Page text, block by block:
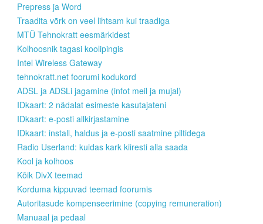
Prepress ja Word
Traadita võrk on veel lihtsam kui traadiga
MTÜ Tehnokratt eesmärkidest
Kolhoosnik tagasi koolipingis
Intel Wireless Gateway
tehnokratt.net foorumi kodukord
ADSL ja ADSLi jagamine (infot meil ja mujal)
IDkaart: 2 nädalat esimeste kasutajateni
IDkaart: e-posti allkirjastamine
IDkaart: install, haldus ja e-posti saatmine piltidega
Radio Userland: kuidas kark kiiresti alla saada
Kool ja kolhoos
Kõik DivX teemad
Korduma kippuvad teemad foorumis
Autoritasude kompenseerimine (copying remuneration)
Manuaal ja pedaal